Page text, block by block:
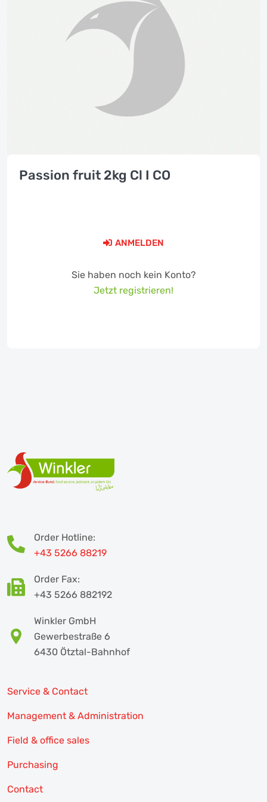
Passion fruit 2kg Cl I CO
ANMELDEN
Sie haben noch kein Konto?
Jetzt registrieren!
Order Hotline:
+43 5266 88219
Order Fax:
+43 5266 882192
Winkler GmbH
Gewerbestraße 6
6430 Ötztal-Bahnhof
Service & Contact
Management & Administration
Field & office sales
Purchasing
Contact